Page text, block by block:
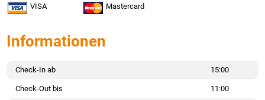
VISA
Mastercard
Informationen
Check-In ab 15:00
Check-Out bis 11:00